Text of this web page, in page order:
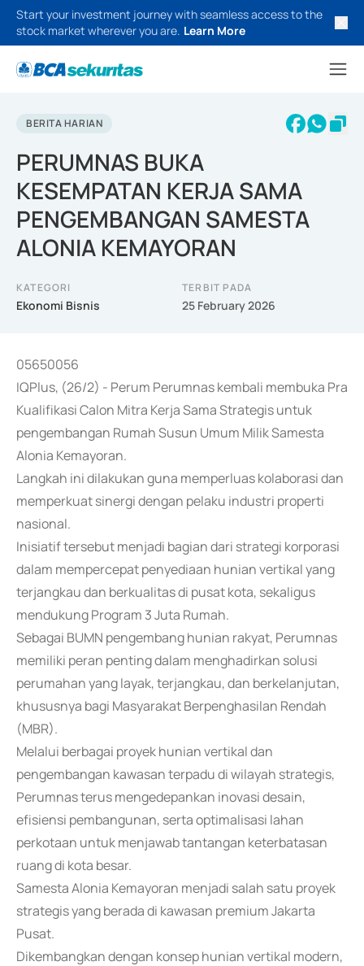
Start your investment journey with seamless access to the
stock market wherever you are. Learn More
BERITA HARIAN
PERUMNAS BUKA
KESEMPATAN KERJA SAMA
PENGEMBANGAN SAMESTA
ALONIA KEMAYORAN
KATEGORI
Ekonomi Bisnis
TERBIT PADA
25 February 2026
05650056
IQPlus, (26/2) - Perum Perumnas kembali membuka Pra
Kualifikasi Calon Mitra Kerja Sama Strategis untuk
pengembangan Rumah Susun Umum Milik Samesta
Alonia Kemayoran.
Langkah ini dilakukan guna memperluas kolaborasi dan
memperkuat sinergi dengan pelaku industri properti
nasional.
Inisiatif tersebut menjadi bagian dari strategi korporasi
dalam mempercepat penyediaan hunian vertikal yang
terjangkau dan berkualitas di pusat kota, sekaligus
mendukung Program 3 Juta Rumah.
Sebagai BUMN pengembang hunian rakyat, Perumnas
memiliki peran penting dalam menghadirkan solusi
perumahan yang layak, terjangkau, dan berkelanjutan,
khususnya bagi Masyarakat Berpenghasilan Rendah
(MBR).
Melalui berbagai proyek hunian vertikal dan
pengembangan kawasan terpadu di wilayah strategis,
Perumnas terus mengedepankan inovasi desain,
efisiensi pembangunan, serta optimalisasi lahan
perkotaan untuk menjawab tantangan keterbatasan
ruang di kota besar.
Samesta Alonia Kemayoran menjadi salah satu proyek
strategis yang berada di kawasan premium Jakarta
Pusat.
Dikembangkan dengan konsep hunian vertikal modern,